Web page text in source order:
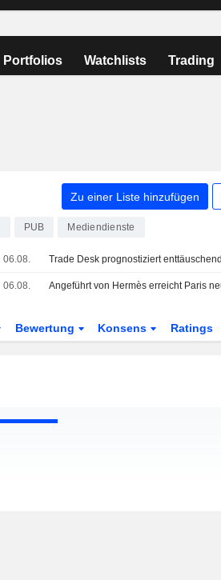
Portfolios Watchlists Trading
Zu einer Liste hinzufügen
PUB Mediendienste
06.08.
06.08.
Bewertung Konsens Ratings